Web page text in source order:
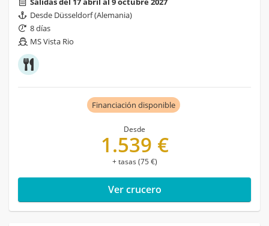
Desde Düsseldorf (Alemania)
8 días
MS Vista Rio
Financiación disponible
Desde
1.539 €
+ tasas (75 €)
Ver crucero